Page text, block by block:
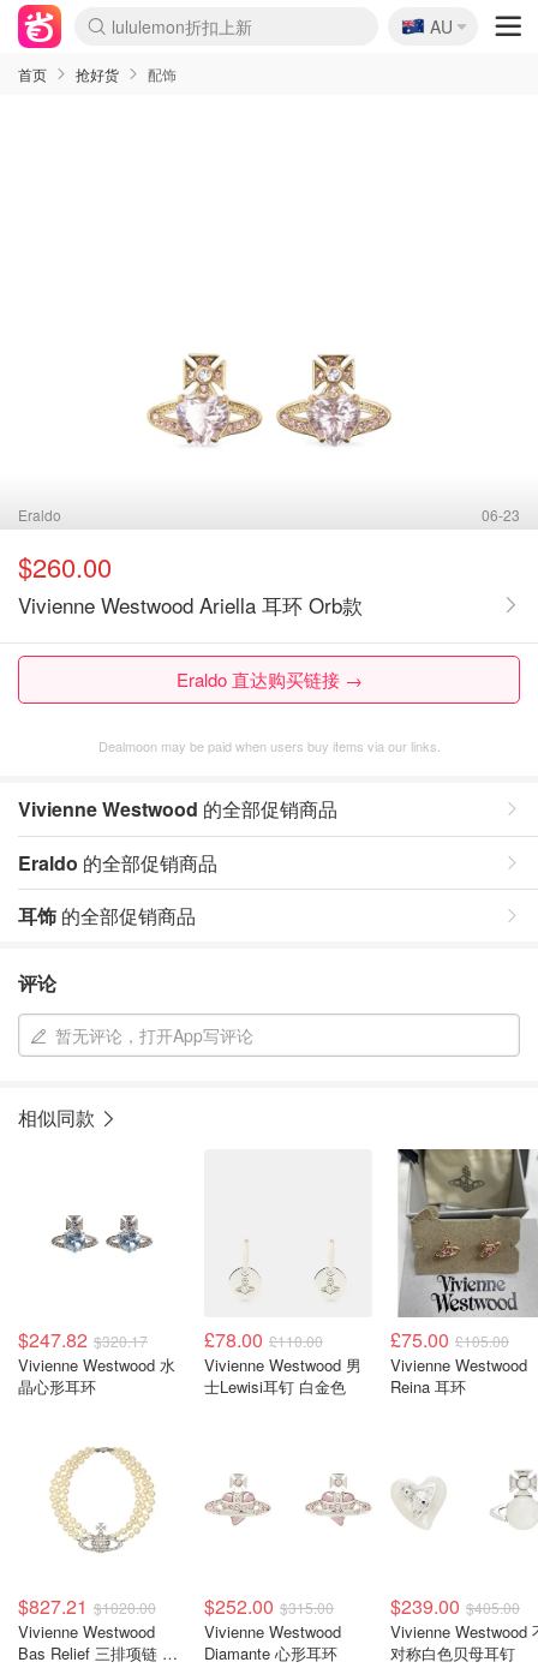
lululemon折扣上新
Sasa美妆护肤3.5折
SSENSE年中2.5折
FreshBeauty好价汇总
Cettire降价+叠9折
WWS Coles超市实拍
viagogo二手票捡漏
Myer超级周末
The Outnet奢牌1折起
David Jones 3折起
Flannels大牌1折
Perfumes Club护肤1折
AMIRO面罩$251
Amazon折扣汇总
eToro入金$200送$50
Amazon数码好物
ICONIC本周7.5折
ThedoubleF高奢地板价
Moose Knuckles 6折
丝芙兰5折起
EUFY摄像头$98
Selenichast首饰2折
Trip机票酒店促销
YSL送5件彩妆礼
Amazon家居好物
Amazon美妆护肤
雅漾大喷$8
过敏原检测盒$33
伊索独家赠50ml沐浴露
科颜氏高保湿面霜$29
SEALIFE海洋馆门票6折
丝塔芙大白罐$16
订阅Newsletter送香薰
Cult Beauty 6.8折
Harrods圣诞日历$525
LN-CC奢牌私促3折
d'Alba空姐喷雾$16
EVE LOM套装£56
Bernardelli独家4折
Adore Beauty 6折起
CT圣诞日历
Mytheresa奢品2.7折
Luxury Escapes 9折
Currentbody美容仪$881
MOON Garden Live
Roborock扫地机$649
Tingo Life水杯$24
Valentino官网5折
CR洗护套装$23
修丽可4件套$159
Myer彩妆2件7折
GANNI官网4.5折
Stylevana韩妆4折
Tessabit高奢8.5折
OGX洗发水$11
Amazon阿德莱德次日达
卡诗8.5折+赠礼
Philips Hue灯具8折
🇦🇺
AU
首页 抢好货 配饰
Eraldo 06-23
$260.00
Vivienne Westwood Ariella 耳环 Orb款
Eraldo 直达购买链接 →
Dealmoon may be paid when users buy items via our links.
Vivienne Westwood 的全部促销商品
Eraldo 的全部促销商品
耳饰 的全部促销商品
评论
暂无评论，打开App写评论
相似同款
$247.82 $320.17
Vivienne Westwood 水
晶心形耳环
£78.00 £110.00
Vivienne Westwood 男
士Lewisi耳钉 白金色
£75.00 £105.00
Vivienne Westwood
Reina 耳环
$827.21 $1020.00
Vivienne Westwood
Bas Relief 三排项链 镶
$252.00 $315.00
Vivienne Westwood
Diamante 心形耳环
$239.00 $405.00
Vivienne Westwood
对称白色贝母耳钉